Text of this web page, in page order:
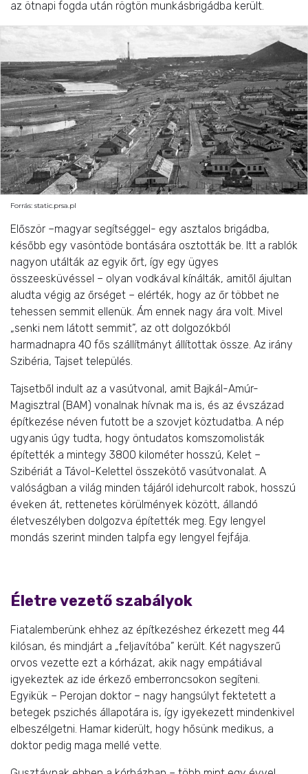
az ötnapi fogda után rögtön munkásbrigádba került.
Forrás: static.prsa.pl
Először –magyar segítséggel- egy asztalos brigádba,
később egy vasöntöde bontására osztották be. Itt a rablók
nagyon utálták az egyik őrt, így egy ügyes
összeesküvéssel – olyan vodkával kínálták, amitől ájultan
aludta végig az őrséget – elérték, hogy az őr többet ne
tehessen semmit ellenük. Ám ennek nagy ára volt. Mivel
„senki nem látott semmit”, az ott dolgozókból
harmadnapra 40 fős szállítmányt állítottak össze. Az irány
Szibéria, Tajset település.
Tajsetből indult az a vasútvonal, amit Bajkál-Amúr-
Magisztral (BAM) vonalnak hívnak ma is, és az évszázad
építkezése néven futott be a szovjet köztudatba. A nép
ugyanis úgy tudta, hogy öntudatos komszomolisták
építették a mintegy 3800 kilométer hosszú, Kelet –
Szibériát a Távol-Kelettel összekötő vasútvonalat. A
valóságban a világ minden tájáról idehurcolt rabok, hosszú
éveken át, rettenetes körülmények között, állandó
életveszélyben dolgozva építették meg. Egy lengyel
mondás szerint minden talpfa egy lengyel fejfája.
Életre vezető szabályok
Fiatalemberünk ehhez az építkezéshez érkezett meg 44
kilósan, és mindjárt a „feljavítóba” került. Két nagyszerű
orvos vezette ezt a kórházat, akik nagy empátiával
igyekeztek az ide érkező emberroncsokon segíteni.
Egyikük – Perojan doktor – nagy hangsúlyt fektetett a
betegek pszichés állapotára is, így igyekezett mindenkivel
elbeszélgetni. Hamar kiderült, hogy hősünk medikus, a
doktor pedig maga mellé vette.